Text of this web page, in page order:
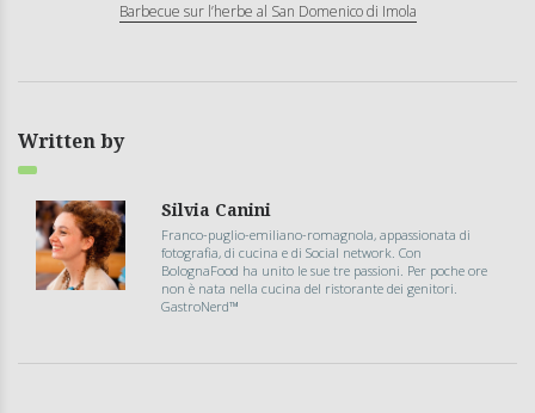
Barbecue sur l’herbe al San Domenico di Imola
Written by
Silvia Canini
Franco-puglio-emiliano-romagnola, appassionata di
fotografia, di cucina e di Social network. Con
BolognaFood ha unito le sue tre passioni. Per poche ore
non è nata nella cucina del ristorante dei genitori.
GastroNerd™